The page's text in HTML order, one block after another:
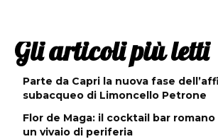
Gli articoli più letti
Parte da Capri la nuova fase
subacqueo di Limoncello Petrone
Flor de Maga: il cocktail bar
un vivaio di periferia